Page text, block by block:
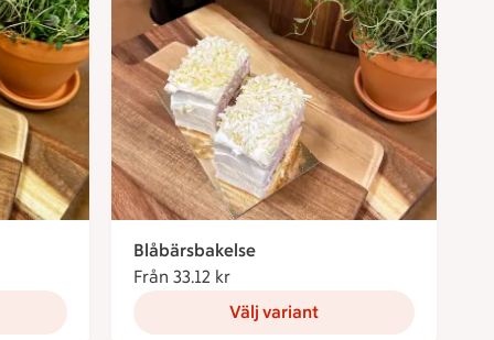
Blåbärsbakelse
Från 33.12 kr
Välj variant